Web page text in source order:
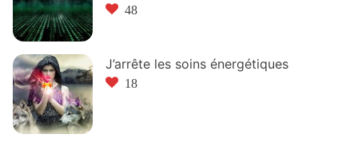
48
J’arrête les soins énergétiques
18